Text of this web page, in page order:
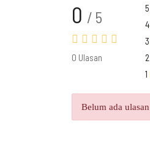
0 / 5
0 Ulasan
5
4
3
2
1
Belum ada ulasan